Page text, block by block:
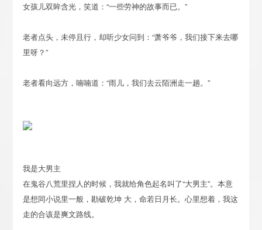
女孩儿双眸含光，笑道：“一些劳神的故事而已。”
老者点头，未停且行，却听少女问到：“萧爷爷，我们接下来去哪
里呀？”
老者看向远方，喃喃道：“雨儿，我们去云陌洲走一趟。”
我是大男主
在鬼谷八荒里捏人的时候，我就给角色起名叫了“大男主”。本意
是想同小说里一般，勘破乾坤 大，命若日月长。心里想着，我这
走的合该是爽文路线。